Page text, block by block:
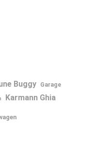
Buggy
Garage
Karmann Ghia